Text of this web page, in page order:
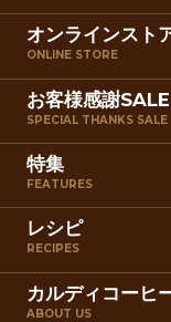
オンラインスト
ONLINE STORE
お客様感謝SALE
SPECIAL THANKS SALE
特集
FEATURES
レシピ
RECIPES
カルディコーヒ
ABOUT US